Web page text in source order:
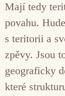
Mají tedy
povahu.
s teritorii a
zpěvy. Jsou
geograficky
které